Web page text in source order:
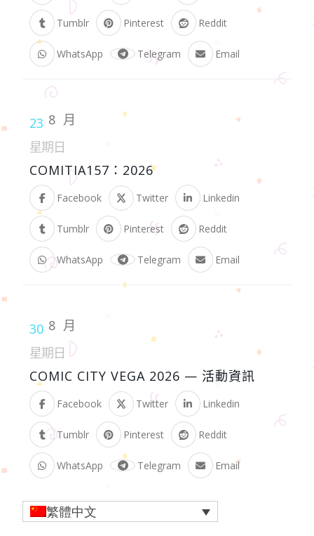
Tumblr Pinterest Reddit
WhatsApp Telegram Email
23 8 月
星期日
COMITIA157：2026
Facebook Twitter Linkedin
Tumblr Pinterest Reddit
WhatsApp Telegram Email
30 8 月
星期日
COMIC CITY VEGA 2026 — 活動資訊
Facebook Twitter Linkedin
Tumblr Pinterest Reddit
WhatsApp Telegram Email
繁體中文